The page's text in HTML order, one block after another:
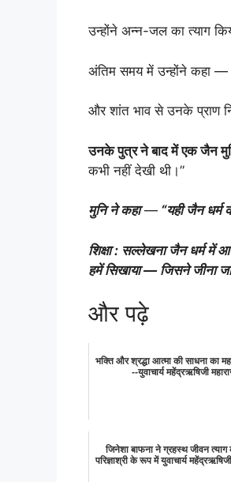
उन्होंने अन्न-जल का त्याग
अंतिम समय में उन्होंने कहा —
और शांत भाव से उनके प्राण
उनके पुत्र ने बाद में एक जैन
कभी नहीं देखी थी।”
मुनि ने कहा— “यही जैन धर्म
शिक्षा : सल्लेखना जैन धर्म में
हमें सिखाया — जिसने जीना
और पढ़े
भक्ति और श्रद्धा आत्मा की साधना का
--युवाचार्य महेंद्रऋषिजी
जिनेशा बाफना ने ग्रहस्थ जीवन त्याग
परिज्ञाश्री के रूप में युवाचार्य